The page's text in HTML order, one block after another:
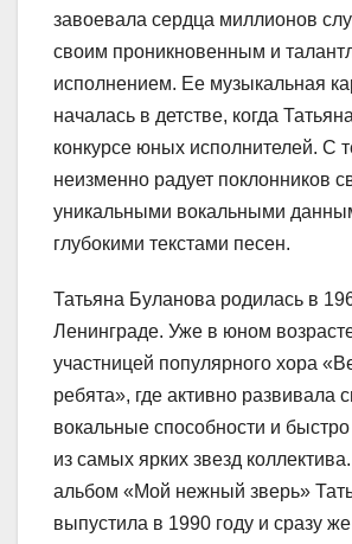
завоевала сердца миллионов
своим проникновенным и
исполнением. Ее музыкальная
началась в детстве, когда
конкурсе юных исполнителей. С
неизменно радует поклонников
уникальными вокальными
глубокими текстами песен.
Татьяна Буланова родилась в
Ленинграде. Уже в юном
участницей популярного хора
ребята», где активно развивала
вокальные способности и
из самых ярких звезд
альбом «Мой нежный зверь»
выпустила в 1990 году и сразу